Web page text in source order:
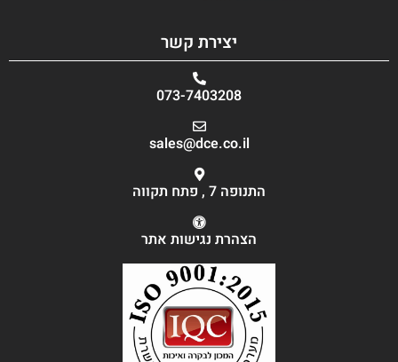
יצירת קשר
073-7403208
sales@dce.co.il
התנופה 7 , פתח תקווה
הצהרת נגישות אתר